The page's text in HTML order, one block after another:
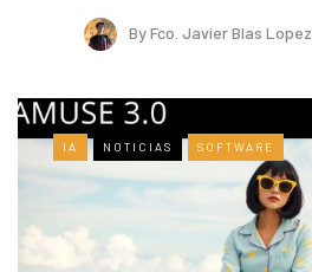
ByFco. Javier Blas Lopez
IA NOTICIAS SOFTWARE